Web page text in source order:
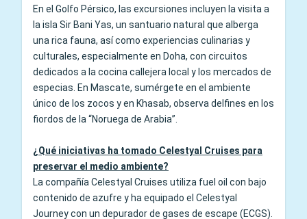
En el Golfo Pérsico, las excursiones incluyen la visita a
la isla Sir Bani Yas, un santuario natural que alberga
una rica fauna, así como experiencias culinarias y
culturales, especialmente en Doha, con circuitos
dedicados a la cocina callejera local y los mercados de
especias. En Mascate, sumérgete en el ambiente
único de los zocos y en Khasab, observa delfines en los
fiordos de la “Noruega de Arabia”.
¿Qué iniciativas ha tomado Celestyal Cruises para
preservar el medio ambiente?
La compañía Celestyal Cruises utiliza fuel oil con bajo
contenido de azufre y ha equipado el Celestyal
Journey con un depurador de gases de escape (ECGS).